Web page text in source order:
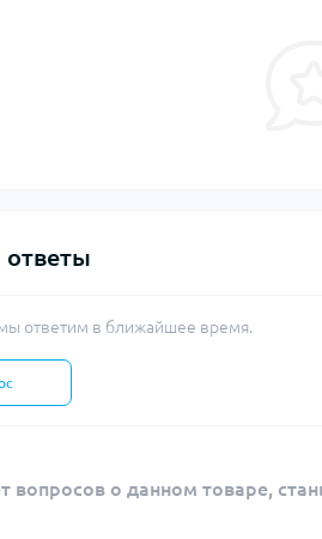
ответим в ближайшее время.
вопросов о данном товаре,